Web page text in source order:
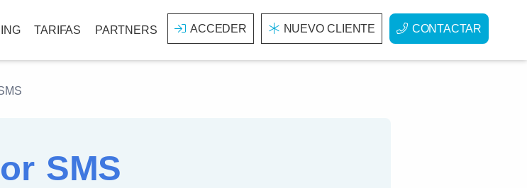
TARIFAS PARTNERS ACCEDER NUEVO CLIENTE CONTACTAR
SMS